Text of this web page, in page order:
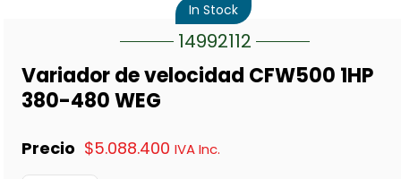
Variador de velocidad CFW500 1HP
380-480 WEG
$5.088.400 IVA Inc.
In Stock
14992112